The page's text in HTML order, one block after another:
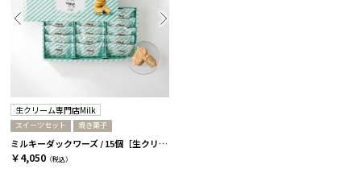
生クリーム専門店Milk
スイーツセット 焼き菓子
ミルキーダックワーズ / 15個［生クリーム専門店Milk］
￥4,050 （税込）